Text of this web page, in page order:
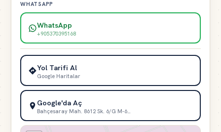
WHATSAPP
WhatsApp
+905370395168
Yol Tarifi Al
Google Haritalar
Google'da Aç
Bahçesaray Mah. 8612 Sk. 6/G M-6…